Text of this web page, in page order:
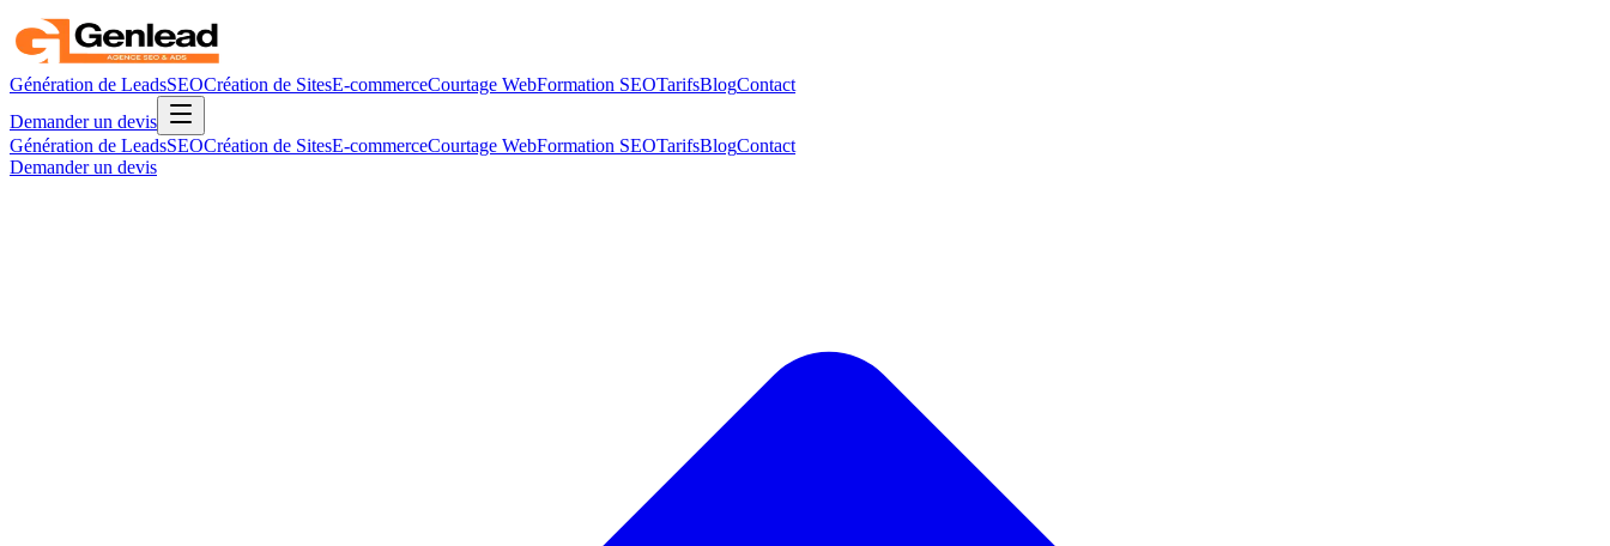
Génération de LeadsSEOCréation de SitesE-commerceCourtage WebFormation SEOTarifsBlogContact
Demander un devis
Génération de LeadsSEOCréation de SitesE-commerceCourtage WebFormation SEOTarifsBlogContact
Demander un devis